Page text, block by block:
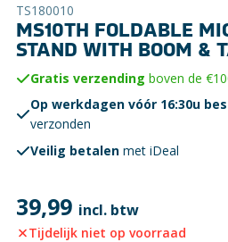
TS180010
MS10TH FOLDABLE
STAND WITH BOOM &
Gratis verzending boven de
Op werkdagen vóór 16:30u
verzonden
Veilig betalen met iDeal
39,99 incl. btw
Tijdelijk niet op voorraad